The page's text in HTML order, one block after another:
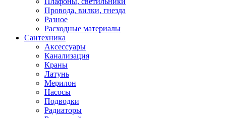
Провода, вилки, гнезда
Разное
Расходные материалы
Сантехника
Аксессуары
Канализация
Краны
Латунь
Мерилон
Насосы
Подводки
Радиаторы